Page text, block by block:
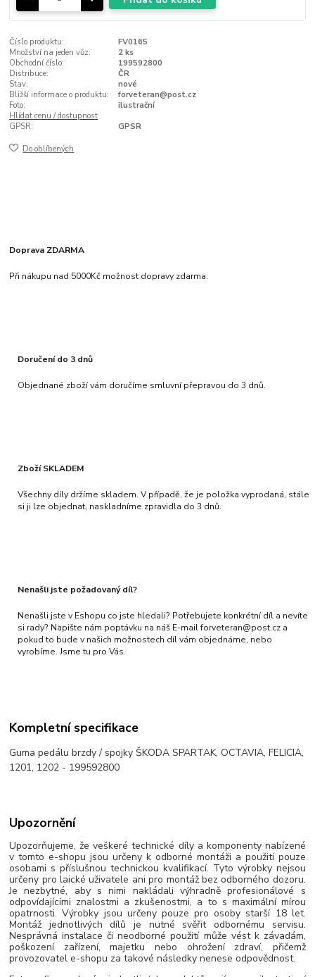
Číslo produktu:
FV0165
Množství na jeden vůz:
2 ks
Obchodní číslo:
199592800
Distribuce:
ČR
Stav:
nové
Bližší informace o produktu:
forveteran@post.cz
Foto:
ilustrační
Hlídat cenu / dostupnost
GPSR:
GPSR
Do oblíbených
Doprava ZDARMA
Při nákupu nad 5000Kč možnost dopravy zdarma.
Doručení do 3 dnů
Objednané zboží vám doručíme smluvní přepravou do 3 dnů.
Zboží SKLADEM
Všechny díly držíme skladem. V případě, že je položka vyprodaná, stále
si ji lze objednat, naskladníme zpravidla do 3 dnů.
Nenašli jste požadovaný díl?
Nenašli jste v Eshopu co jste hledali? Potřebujete konkrétní díl a nevíte
si rady? Napište nám poptávku na náš E-mail forveteran@post.cz a
pokud to bude v našich možnostech díl vám objednáme, nebo
vyrobíme. Jsme tu pro Vás.
Kompletní specifikace
Guma pedálu brzdy / spojky ŠKODA SPARTAK, OCTAVIA, FELICIA,
1201, 1202 - 199592800
Upozornění
Upozorňujeme, že veškeré technické díly a komponenty nabízené
v tomto e-shopu jsou určeny k odborné montáži a použití pouze
osobami s příslušnou technickou kvalifikací. Tyto výrobky nejsou
určeny pro laické uživatele ani pro montáž bez odborného dozoru.
Je nezbytné, aby s nimi nakládali výhradně profesionálové s
odpovídajícími znalostmi a zkušenostmi, a to s maximální mírou
opatrnosti. Výrobky jsou určeny pouze pro osoby starší 18 let.
Montáž jednotlivých dílů je nutné svěřit odbornému servisu.
Nesprávná instalace či neodborné použití může vést k závadám,
poškození zařízení, majetku nebo ohrožení zdraví, přičemž
provozovatel e-shopu za takové následky nenese odpovědnost.